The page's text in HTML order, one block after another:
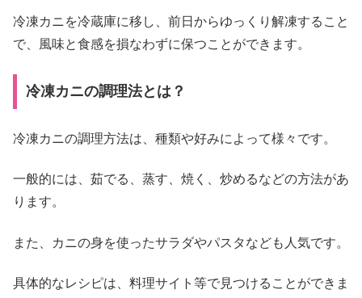
冷凍カニを冷蔵庫に移し、前日からゆっくり解凍すること
で、風味と食感を損なわずに保つことができます。
冷凍カニの調理法とは？
冷凍カニの調理方法は、種類や好みによって様々です。
一般的には、茹でる、蒸す、焼く、炒めるなどの方法があ
ります。
また、カニの身を使ったサラダやパスタなども人気です。
具体的なレシピは、料理サイト等で見つけることができま